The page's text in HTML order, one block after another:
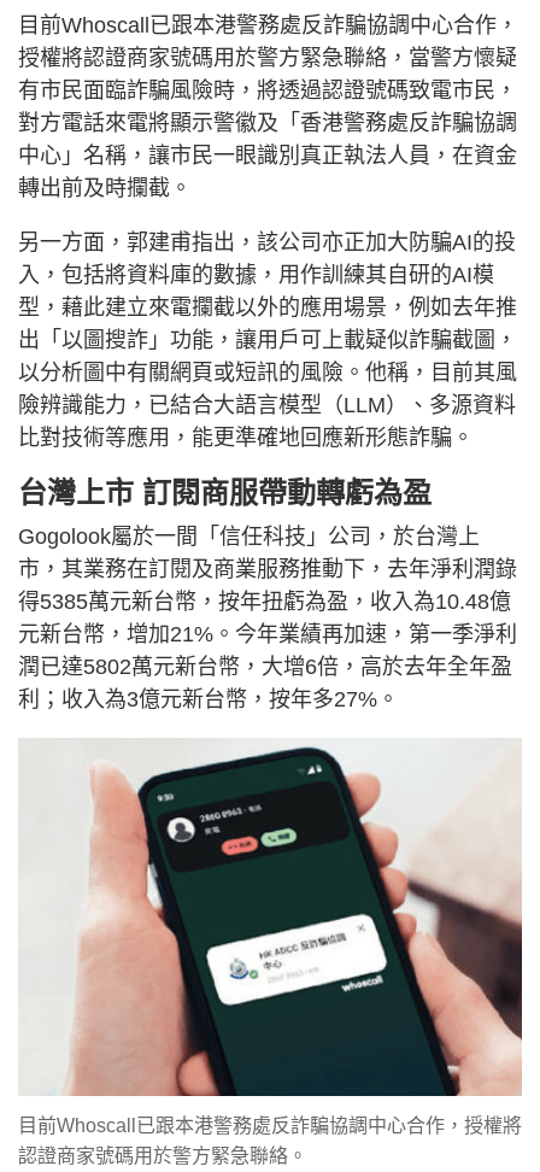
目前Whoscall已跟本港警務處反詐騙協調中心合作，
授權將認證商家號碼用於警方緊急聯絡，當警方懷疑
有市民面臨詐騙風險時，將透過認證號碼致電市民，
對方電話來電將顯示警徽及「香港警務處反詐騙協調
中心」名稱，讓市民一眼識別真正執法人員，在資金
轉出前及時攔截。
另一方面，郭建甫指出，該公司亦正加大防騙AI的投
入，包括將資料庫的數據，用作訓練其自研的AI模
型，藉此建立來電攔截以外的應用場景，例如去年推
出「以圖搜詐」功能，讓用戶可上載疑似詐騙截圖，
以分析圖中有關網頁或短訊的風險。他稱，目前其風
險辨識能力，已結合大語言模型（LLM）、多源資料
比對技術等應用，能更準確地回應新形態詐騙。
台灣上市 訂閱商服帶動轉虧為盈
Gogolook屬於一間「信任科技」公司，於台灣上
市，其業務在訂閱及商業服務推動下，去年淨利潤錄
得5385萬元新台幣，按年扭虧為盈，收入為10.48億
元新台幣，增加21%。今年業績再加速，第一季淨利
潤已達5802萬元新台幣，大增6倍，高於去年全年盈
利；收入為3億元新台幣，按年多27%。
目前Whoscall已跟本港警務處反詐騙協調中心合作，授權將
認證商家號碼用於警方緊急聯絡。